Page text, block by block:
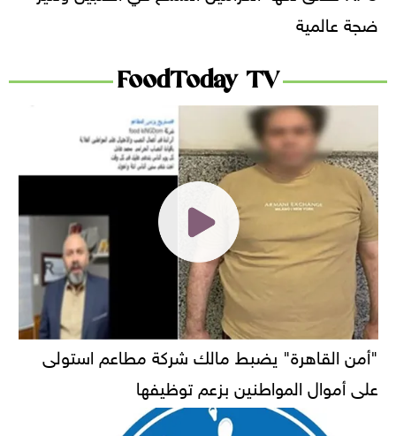
ضجة عالمية
FoodToday TV
"أمن القاهرة" يضبط مالك شركة مطاعم استولى
على أموال المواطنين بزعم توظيفها